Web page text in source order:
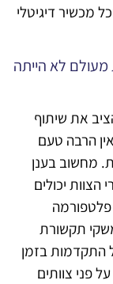
מכשיר דיגיטלי
לא הייתה
את שיתוף
הרבה טעם
מחשוב בענן
יכולים
תקשורת
התקדמות בזמן
פני צוותים